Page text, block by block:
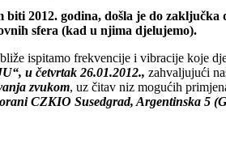
2012. godina, došla je do
sfera (kad u njima djelujemo).
ispitamo frekvencije i vibracije koje
u četvrtak 26.01.2012., zahvaljujući
zvukom, uz čitav niz mogućih
CZKIO Susedgrad, Argentinska 5